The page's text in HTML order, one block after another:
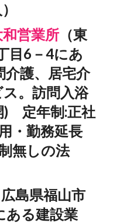
営業所 （東
目6－4にあ
介護、居宅介
。訪問入浴
) 定年制:正社
・勤務延長
無しの法
広島県福山市
ある建設業